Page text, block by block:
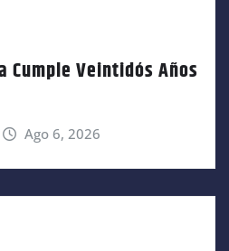
Veintidós Años
Ago 6, 2026